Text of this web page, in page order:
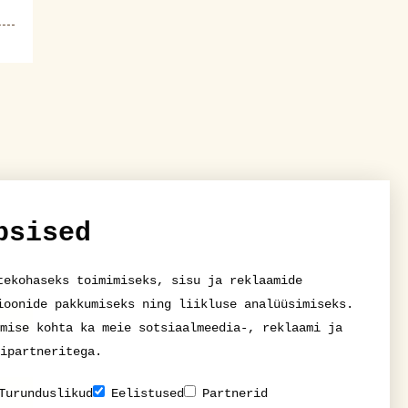
toimimiseks, sisu ja reklaamide
pakkumiseks ning liikluse analüüsimiseks.
kohta ka meie sotsiaalmeedia-, reklaami ja
Eelistused Partnerid